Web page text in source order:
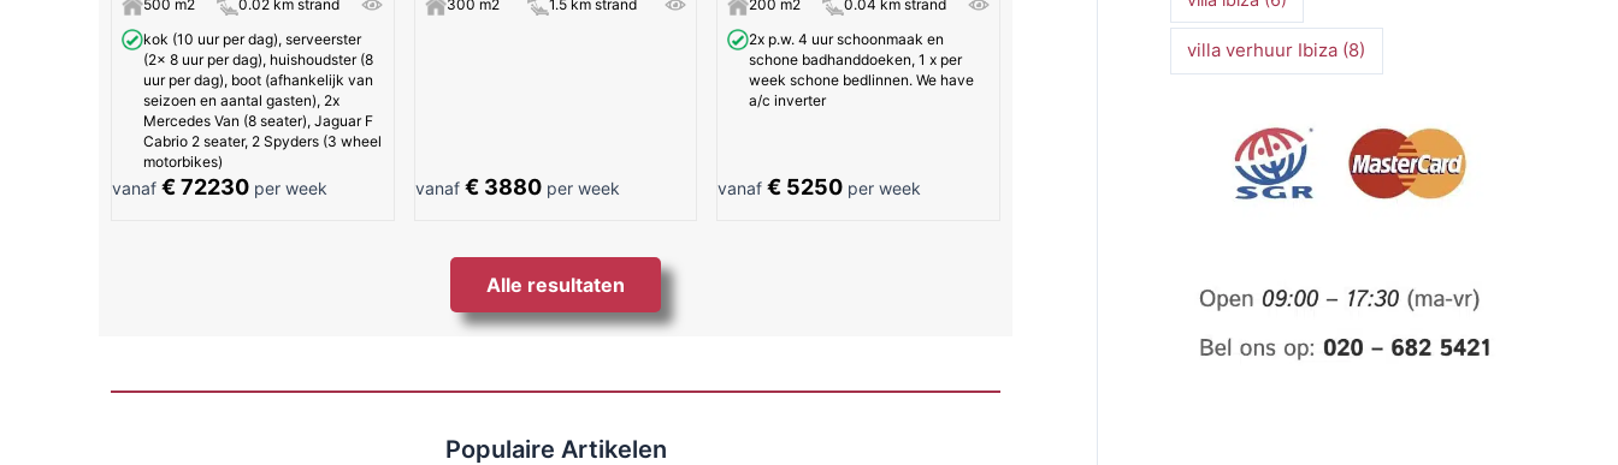
500 m2
0.02 km strand
kok (10 uur per dag), serveerster
(2x 8 uur per dag), huishoudster (8
uur per dag), boot (afhankelijk van
seizoen en aantal gasten), 2x
Mercedes Van (8 seater), Jaguar F
Cabrio 2 seater, 2 Spyders (3 wheel
motorbikes)
vanaf € 72230 per week
300 m2 1.5 km strand
vanaf € 3880per week
200 m2
0.04 km strand
2x p.w. 4 uur schoonmaak en
schone badhanddoeken, 1 x per
week schone bedlinnen. We have
a/c inverter
vanaf€ 5250 per week
Alle resultaten
Populaire Artikelen
villa verhuur Ibiza (8)